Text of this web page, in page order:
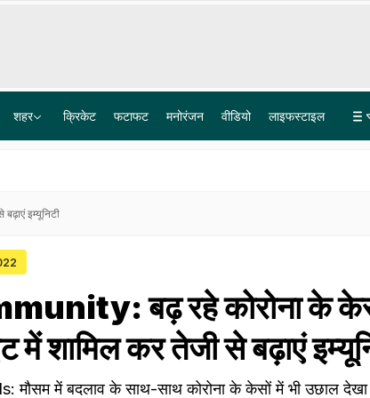
शहर क्रिकेट फटाफट मनोरंजन वीडियो लाइफस्टाइल
इम्यूनिटी
बढ़ रहे कोरोना के
में शामिल कर तेजी से बढ़ाएं
में बदलाव के साथ-साथ कोरोना के केसों में भी उछाल देखा